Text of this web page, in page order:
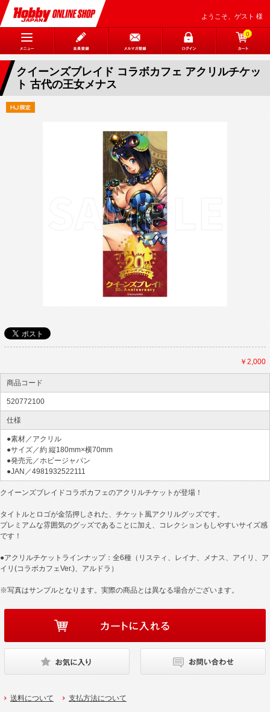
ようこそ、ゲスト 様
0
クイーンズブレイド コラボカフェ アクリルチケッ
ト 古代の王女メナス
￥2,000
商品コード
520772100
仕様
●素材／アクリル
●サイズ／約 縦180mm×横70mm
●発売元／ホビージャパン
●JAN／4981932522111
クイーンズブレイドコラボカフェのアクリルチケットが登場！
タイトルとロゴが金箔押しされた、チケット風アクリルグッズです。
プレミアムな雰囲気のグッズであることに加え、コレクションもしやすいサイズ感
です！
●アクリルチケットラインナップ：全6種（リスティ、レイナ、メナス、アイリ、ア
イリ(コラボカフェVer.)、アルドラ）
※写真はサンプルとなります。実際の商品とは異なる場合がございます。
送料について 支払方法について